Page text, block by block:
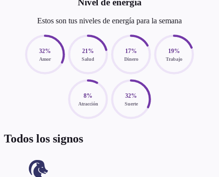
Estos son tus niveles de energía para la semana
32%
Amor
21%
Salud
17%
Dinero
19%
Trabajo
8%
Atracción
32%
Suerte
Todos los signos